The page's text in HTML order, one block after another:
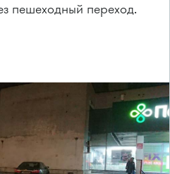
пешеходный переход.